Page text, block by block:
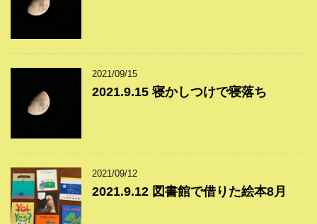
2021/09/15
2021.9.15 寝かしつけで寝落ち
2021/09/12
2021.9.12 図書館で借りた絵本8月